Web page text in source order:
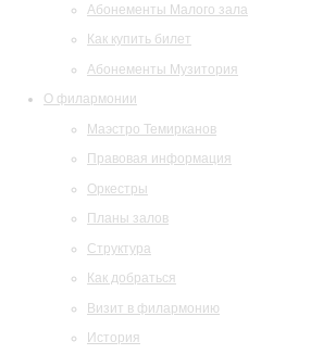
Абонементы Малого зала
Как купить билет
Абонементы Музитория
О филармонии
Маэстро Темирканов
Правовая информация
Оркестры
Планы залов
Структура
Как добраться
Визит в филармонию
История